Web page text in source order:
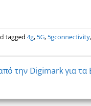
tagged 4g, 5G, 5gconnectivity,
την Digimark για τα